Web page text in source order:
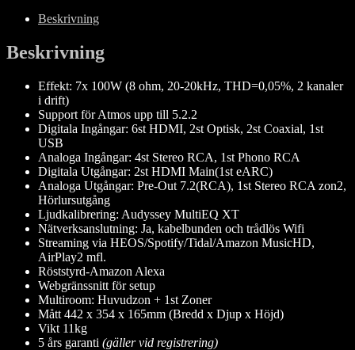
Beskrivning
Beskrivning
Effekt: 7x 100W (8 ohm, 20-20kHz, THD=0,05%, 2 kanaler
i drift)
Support för Atmos upp till 5.2.2
Digitala Ingångar: 6st HDMI, 2st Optisk, 2st Coaxial, 1st
USB
Analoga Ingångar: 4st Stereo RCA, 1st Phono RCA
Digitala Utgångar: 2st HDMI Main(1st eARC)
Analoga Utgångar: Pre-Out 7.2(RCA), 1st Stereo RCA zon2,
Hörlursutgång
Ljudkalibrering: Audyssey MultiEQ XT
Nätverksanslutning: Ja, kabelbunden och trådlös Wifi
Streaming via HEOS/Spotify/Tidal/Amazon MusicHD,
AirPlay2 mfl.
Röststyrd-Amazon Alexa
Webgränssnitt för setup
Multiroom: Huvudzon + 1st Zoner
Mått 442 x 354 x 165mm (Bredd x Djup x Höjd)
Vikt 11kg
5 års garanti (gäller vid registrering)